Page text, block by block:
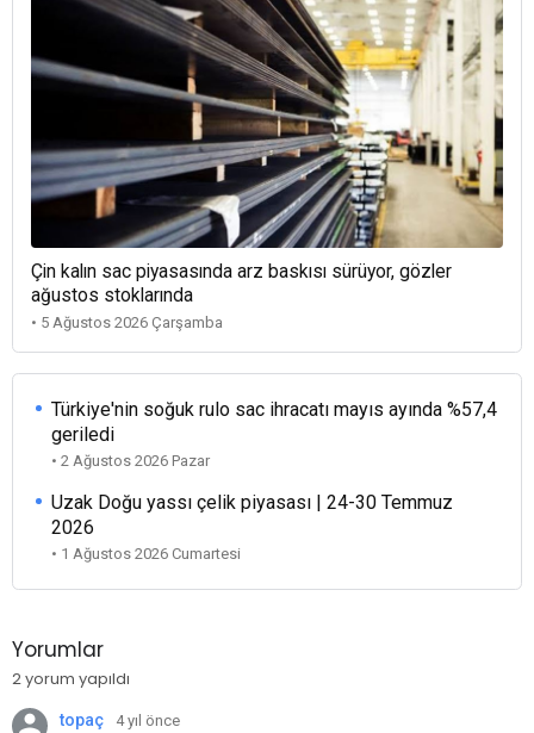
Çin kalın sac piyasasında arz baskısı sürüyor, gözler
ağustos stoklarında
• 5 Ağustos 2026 Çarşamba
Türkiye'nin soğuk rulo sac ihracatı mayıs ayında %57,4
geriledi
• 2 Ağustos 2026 Pazar
Uzak Doğu yassı çelik piyasası | 24-30 Temmuz
2026
• 1 Ağustos 2026 Cumartesi
Yorumlar
2 yorum yapıldı
topaç
4 yıl önce